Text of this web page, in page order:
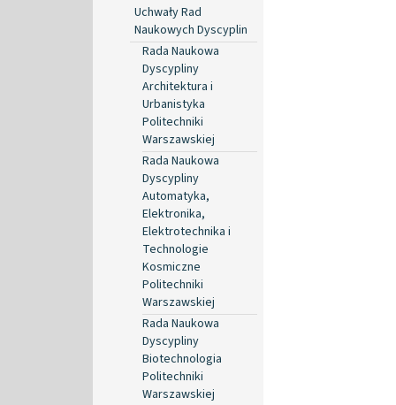
Uchwały Rad
Naukowych Dyscyplin
Rada Naukowa
Dyscypliny
Architektura i
Urbanistyka
Politechniki
Warszawskiej
Rada Naukowa
Dyscypliny
Automatyka,
Elektronika,
Elektrotechnika i
Technologie
Kosmiczne
Politechniki
Warszawskiej
Rada Naukowa
Dyscypliny
Biotechnologia
Politechniki
Warszawskiej